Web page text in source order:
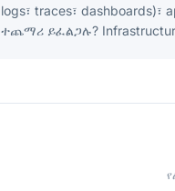
logs፣ traces፣ dashboards)፣
ተጨማሪ ይፈልጋሉ?